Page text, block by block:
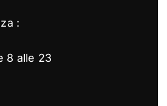
:
8 alle 23